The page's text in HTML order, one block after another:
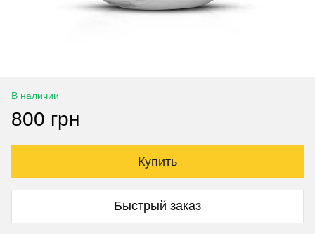
В наличии
800 грн
Купить
Быстрый заказ